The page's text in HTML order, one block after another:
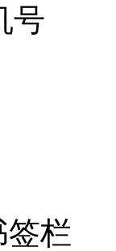
号
签栏